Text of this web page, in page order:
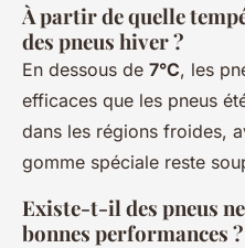
À partir de quelle
des pneus hiver ?
En dessous de 7°C, les
efficaces que les pneus
dans les régions froides,
gomme spéciale reste
Existe-t-il des pneus
bonnes performances ?